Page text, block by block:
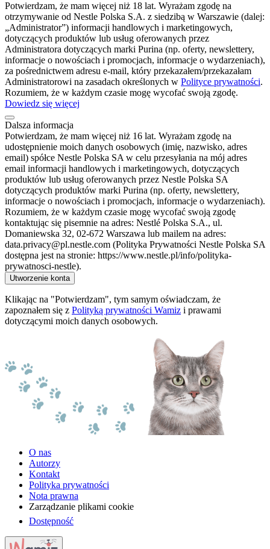
Potwierdzam, że mam więcej niż 18 lat. Wyrażam zgodę na
otrzymywanie od Nestle Polska S.A. z siedzibą w Warszawie (dalej:
„Administrator”) informacji handlowych i marketingowych,
dotyczących produktów lub usług oferowanych przez
Administratora dotyczących marki Purina (np. oferty, newslettery,
informacje o nowościach i promocjach, informacje o wydarzeniach),
za pośrednictwem adresu e-mail, który przekazałem/przekazałam
Administratorowi na zasadach określonych w Polityce prywatności.
Rozumiem, że w każdym czasie mogę wycofać swoją zgodę.
Dowiedz się więcej
Dalsza informacja
Potwierdzam, że mam więcej niż 16 lat. Wyrażam zgodę na
udostępnienie moich danych osobowych (imię, nazwisko, adres
email) spółce Nestle Polska SA w celu przesyłania na mój adres
email informacji handlowych i marketingowych, dotyczących
produktów lub usług oferowanych przez Nestle Polska SA
dotyczących produktów marki Purina (np. oferty, newslettery,
informacje o nowościach i promocjach, informacje o wydarzeniach).
Rozumiem, że w każdym czasie mogę wycofać swoją zgodę
kontaktując się pisemnie na adres: Nestlé Polska S.A., ul.
Domaniewska 32, 02-672 Warszawa lub mailem na adres:
data.privacy@pl.nestle.com (Polityka Prywatności Nestle Polska SA
dostępna jest na stronie: https://www.nestle.pl/info/polityka-
prywatnosci-nestle).
Utworzenie konta
Klikając na "Potwierdzam", tym samym oświadczam, że
zapoznałem się z Polityką prywatności Wamiz i prawami
dotyczącymi moich danych osobowych.
O nas
Autorzy
Kontakt
Polityka prywatności
Nota prawna
Zarządzanie plikami cookie
Dostępność